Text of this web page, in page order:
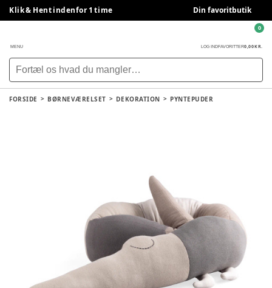
Klik & Hent indenfor 1 time Din favoritbutik
MENU LOG INDFAVORITTER0,00 KR.
0
FORSIDE BØRNEVÆRELSET DEKORATION PYNTEPUDER